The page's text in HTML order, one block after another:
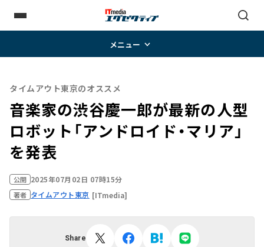
メニュー
タイムアウト東京のオススメ
音楽家の渋谷慶一郎が最新の人型
ロボット「アンドロイド・マリア」
を発表
公開 2025年07月02日 07時15分
著者 タイムアウト東京 [ITmedia]
Share